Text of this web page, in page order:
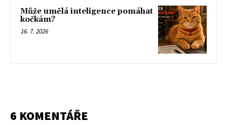
Může umělá inteligence pomáhat
kočkám?
16. 7. 2026
6 KOMENTÁŘE